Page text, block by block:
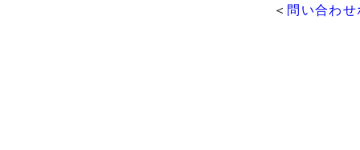
＜ 問い合わ